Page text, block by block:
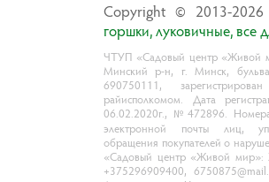
Copyright © 2013-
гopшки, лyкoвичныe, вce
ЧТУП «Садовый центр «Живой
Минский р-н, г. Минск,
690750111,
райисполкомом. Дата
06.02.2020г., №472896. Номера
электронной почты лиц,
обращения покупателей о
«Садовый центр «Живой мир»:
+375296909400,